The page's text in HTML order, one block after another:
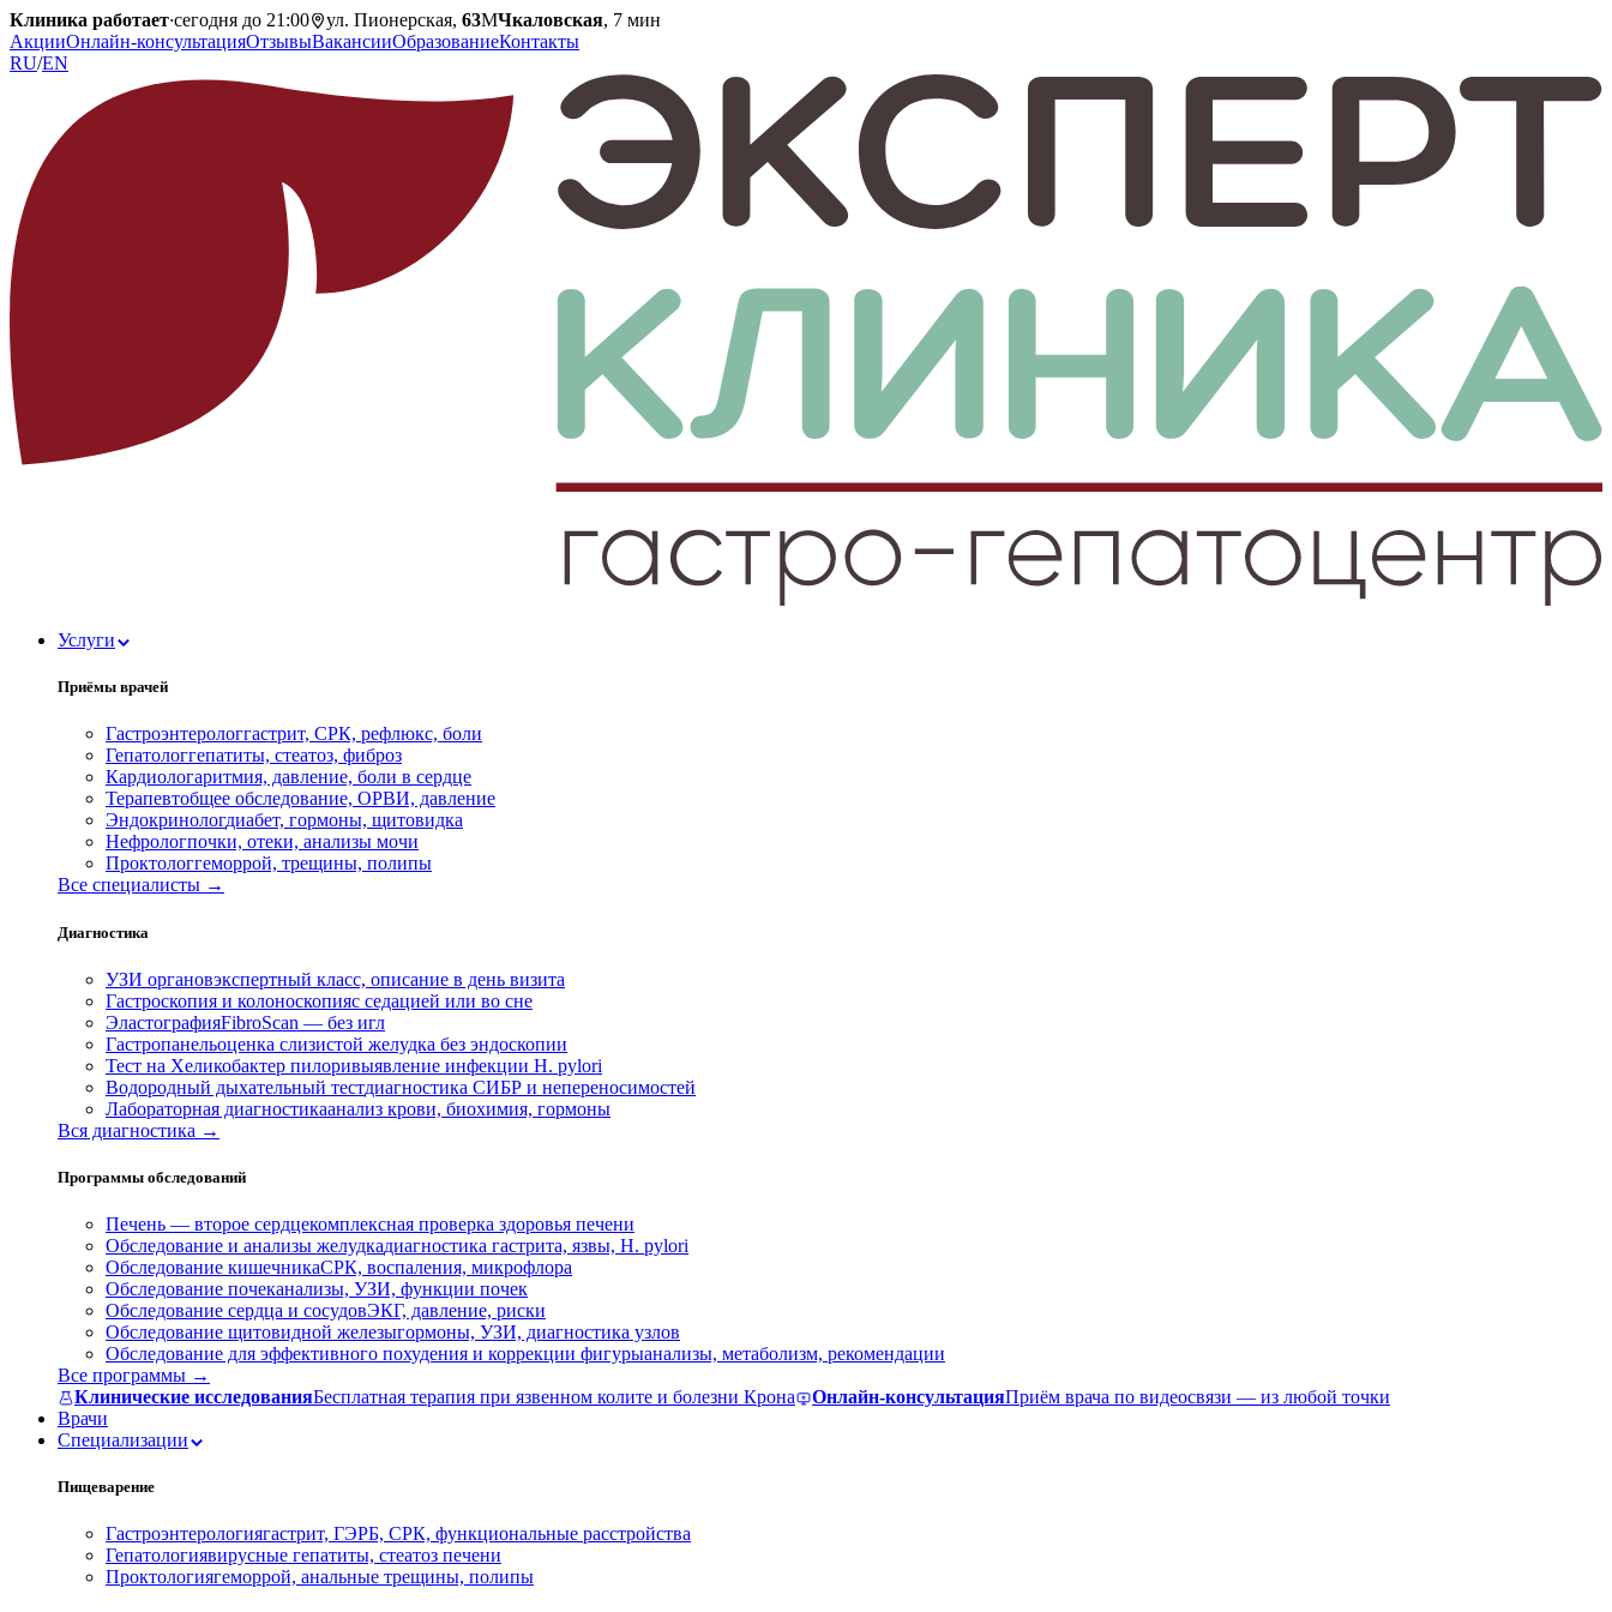
Клиника работает·сегодня до 21:00 ул. Пионерская, 63МЧкаловская, 7 мин
АкцииОнлайн-консультацияОтзывыВакансииОбразованиеКонтакты
RU/EN
Услуги
Приёмы врачей
Гастроэнтерологгастрит, СРК, рефлюкс, боли
Гепатологгепатиты, стеатоз, фиброз
Кардиологаритмия, давление, боли в сердце
Терапевтобщее обследование, ОРВИ, давление
Эндокринологдиабет, гормоны, щитовидка
Нефрологпочки, отеки, анализы мочи
Проктологгеморрой, трещины, полипы
Все специалисты →
Диагностика
УЗИ органовэкспертный класс, описание в день визита
Гастроскопия и колоноскопияс седацией или во сне
ЭластографияFibroScan — без игл
Гастропанельоценка слизистой желудка без эндоскопии
Тест на Хеликобактер пилоривыявление инфекции H. pylori
Водородный дыхательный тестдиагностика СИБР и непереносимостей
Лабораторная диагностикаанализ крови, биохимия, гормоны
Вся диагностика →
Программы обследований
Печень — второе сердцекомплексная проверка здоровья печени
Обследование и анализы желудкадиагностика гастрита, язвы, H. pylori
Обследование кишечникаСРК, воспаления, микрофлора
Обследование почеканализы, УЗИ, функции почек
Обследование сердца и сосудовЭКГ, давление, риски
Обследование щитовидной железыгормоны, УЗИ, диагностика узлов
Обследование для эффективного похудения и коррекции фигурыанализы, метаболизм, рекомендации
Все программы →
Клинические исследованияБесплатная терапия при язвенном колите и болезни Крона Онлайн-консультацияПриём врача по видеосвязи — из любой точки
Врачи
Специализации
Пищеварение
Гастроэнтерологиягастрит, ГЭРБ, СРК, функциональные расстройства
Гепатологиявирусные гепатиты, стеатоз печени
Проктологиягеморрой, анальные трещины, полипы